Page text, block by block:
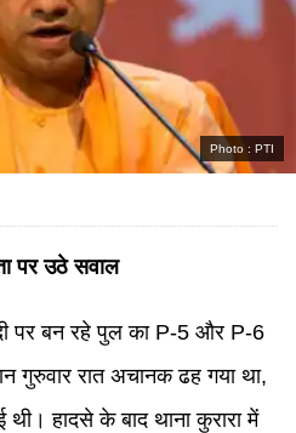
Photo : PTI
पर उठे सवाल
पर बन रहे पुल का P-5 और P-6
गुरुवार रात अचानक ढह गया था,
हादसे के बाद थाना कुरारा में